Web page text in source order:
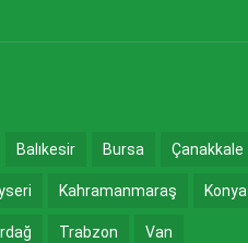
Balıkesir Bursa Çanakkale
Kahramanmaraş Konya
Trabzon Van